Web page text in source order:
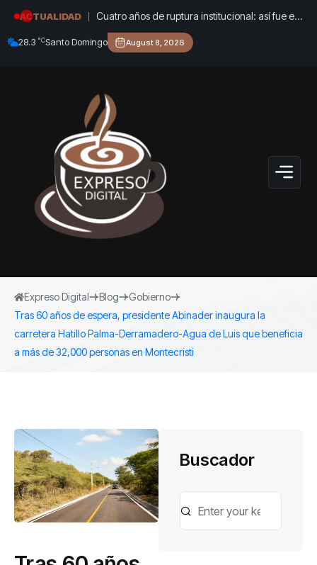
ACTUALIDAD
Cuatro años de ruptura institucional: así fue el
gobierno de Gustavo Petro en sus choques
con las Cortes, el Congreso y el Banco de la
28.3 °CSanto Domingo August 8, 2026
Expreso Digital Blog
Gobierno
Tras 60 años de espera, presidente Abinader inaugura la
carretera Hatillo Palma-Derramadero-Agua de Luis que beneficia
a más de 32,000 personas en Montecristi
Buscador